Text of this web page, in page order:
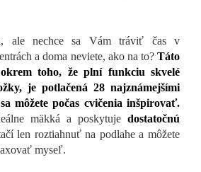
ale nechce sa Vám tráviť čas v
a doma neviete, ako na to? Táto
toho, že plní funkciu skvelé
je potlačená 28 najznámejšími
môžete počas cvičenia inšpirovať.
mäkká a poskytuje dostatočnú
len roztiahnuť na podlahe a môžete
myseľ.